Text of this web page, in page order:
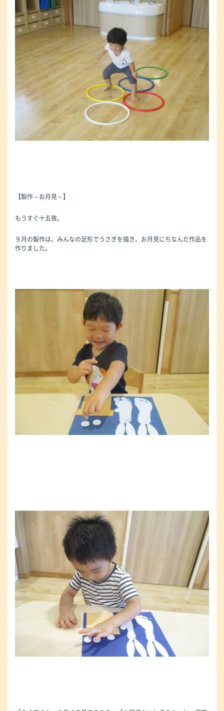
【製作～お月見～】
もうすぐ十五夜。
９月の製作は、みんなの足形でうさぎを描き、お月見にちなんだ作品を
作りました。